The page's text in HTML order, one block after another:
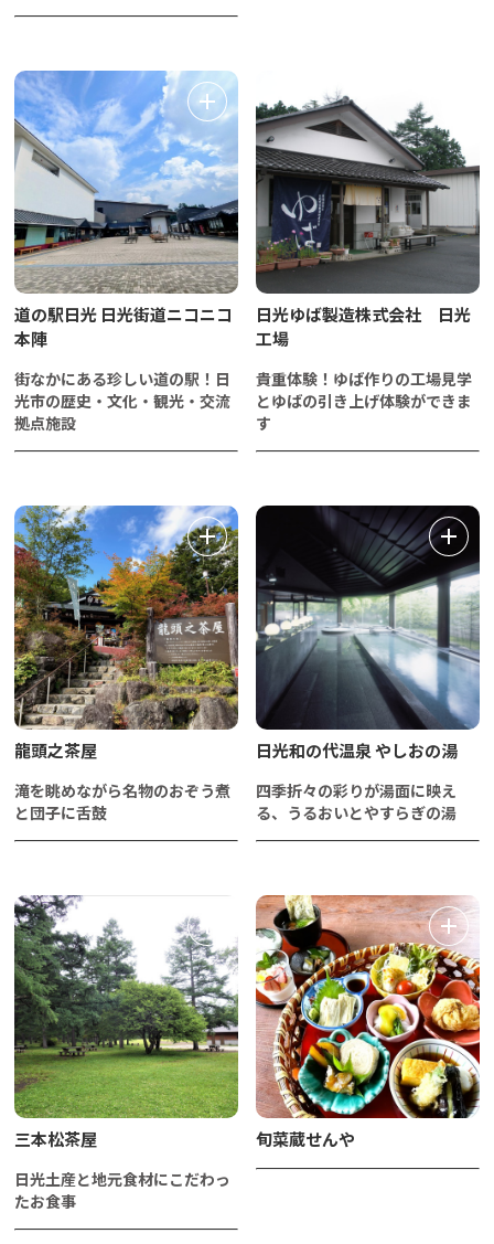
道の駅日光 日光街道ニコニコ
本陣
街なかにある珍しい道の駅！日
光市の歴史・文化・観光・交流
拠点施設
日光ゆば製造株式会社 日光
工場
貴重体験！ゆば作りの工場見学
とゆばの引き上げ体験ができま
す
龍頭之茶屋
滝を眺めながら名物のおぞう煮
と団子に舌鼓
日光和の代温泉 やしおの湯
四季折々の彩りが湯面に映え
る、うるおいとやすらぎの湯
三本松茶屋
日光土産と地元食材にこだわっ
たお食事
旬菜蔵せんや